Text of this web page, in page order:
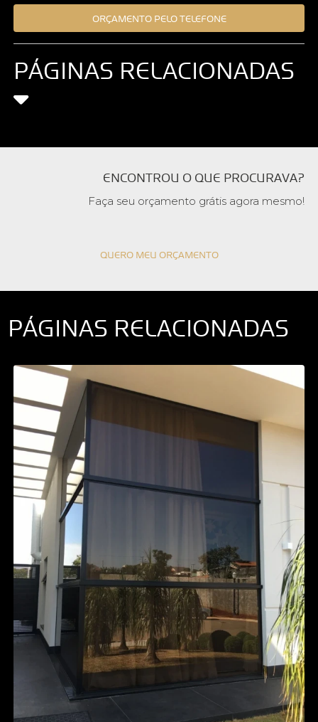
ORÇAMENTO PELO TELEFONE
PÁGINAS RELACIONADAS
ENCONTROU O QUE PROCURAVA?
Faça seu orçamento grátis agora mesmo!
QUERO MEU ORÇAMENTO
PÁGINAS RELACIONADAS